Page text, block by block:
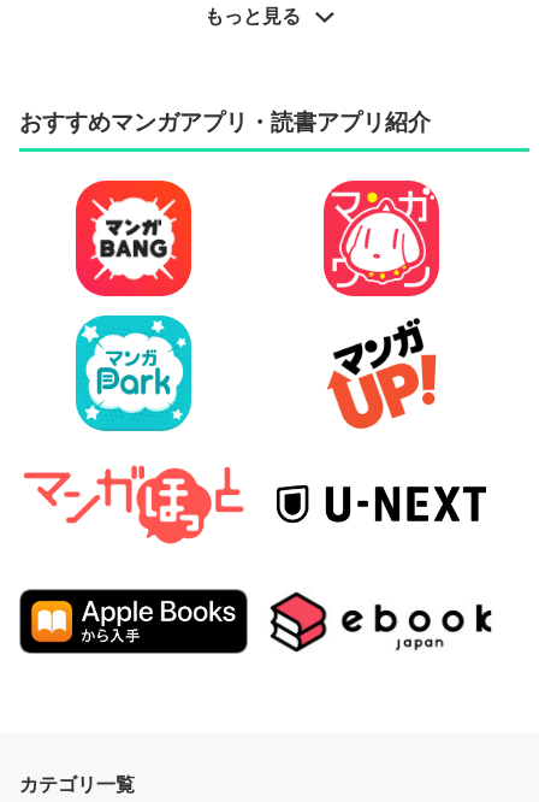
もっと見る
おすすめマンガアプリ・読書アプリ紹介
カテゴリ一覧